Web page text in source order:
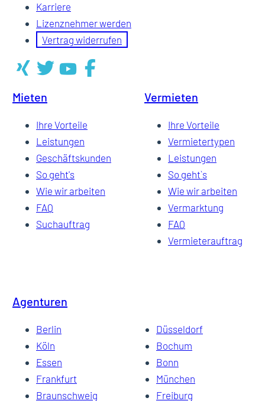
Karriere
Lizenznehmer werden
Vertrag widerrufen
Mieten
Ihre Vorteile
Leistungen
Geschäftskunden
So geht's
Wie wir arbeiten
FAQ
Suchauftrag
Vermieten
Ihre Vorteile
Vermietertypen
Leistungen
So geht`s
Wie wir arbeiten
Vermarktung
FAQ
Vermieterauftrag
Agenturen
Berlin
Düsseldorf
Köln
Bochum
Essen
Bonn
Frankfurt
München
Braunschweig
Freiburg